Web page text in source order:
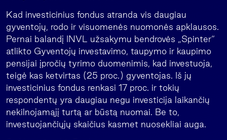
Kad investicinius fondus atranda vis daugiau
gyventojų, rodo ir visuomenės nuomonės apklausos.
Pernai balandį INVL užsakymu bendrovės „Spinter“
atlikto Gyventojų investavimo, taupymo ir kaupimo
pensijai įpročių tyrimo duomenimis, kad investuoja,
teigė kas ketvirtas (25 proc.) gyventojas. Iš jų
investicinius fondus renkasi 17 proc. ir tokių
respondentų yra daugiau negu investicija laikančių
nekilnojamąjį turtą ar būstą nuomai. Be to,
investuojančiųjų skaičius kasmet nuosekliai auga.